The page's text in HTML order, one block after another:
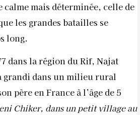
calme mais déterminée, celle de
les grandes batailles se
long.
dans la région du Rif, Najat
grandi dans un milieu rural
père en France à l’âge de 5
Chiker, dans un petit village au